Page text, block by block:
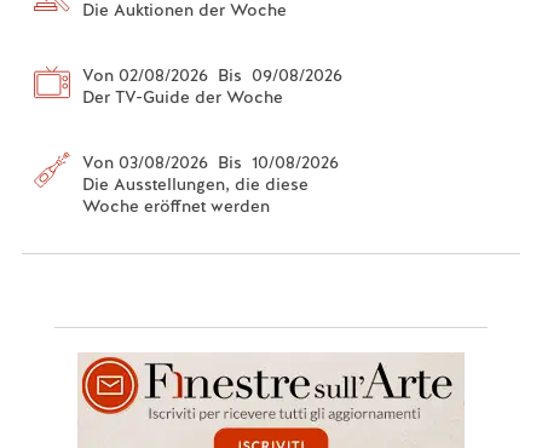
Die Auktionen der Woche
Von 02/08/2026 Bis 09/08/2026
Der TV-Guide der Woche
Von 03/08/2026 Bis 10/08/2026
Die Ausstellungen, die diese
Woche eröffnet werden